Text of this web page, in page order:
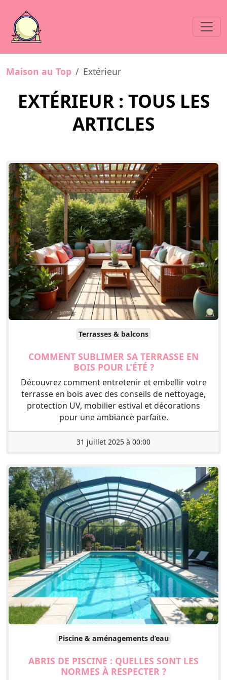
Maison au Top Extérieur
EXTÉRIEUR : TOUS LES
ARTICLES
Terrasses & balcons
COMMENT SUBLIMER SA TERRASSE EN
BOIS POUR L’ÉTÉ ?
Découvrez comment entretenir et embellir votre
terrasse en bois avec des conseils de nettoyage,
protection UV, mobilier estival et décorations
pour une ambiance parfaite.
31 juillet 2025 à 00:00
Piscine & aménagements d’eau
ABRIS DE PISCINE : QUELLES SONT LES
NORMES À RESPECTER ?